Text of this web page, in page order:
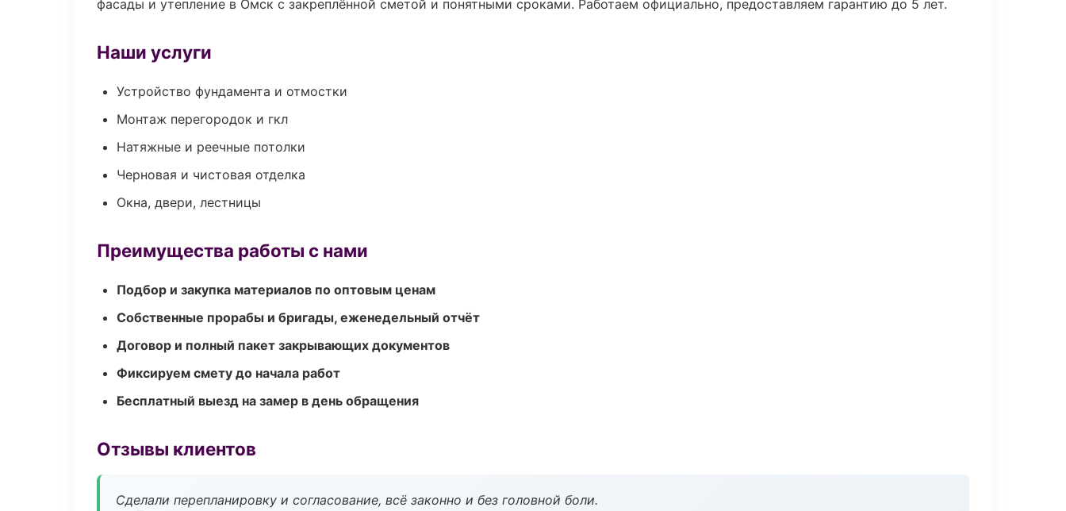
фасады и утепление в Омск с закреплённой сметой и понятными сроками. Работаем официально, предоставляем гарантию до 5 лет.
Наши услуги
Устройство фундамента и отмостки
Монтаж перегородок и гкл
Натяжные и реечные потолки
Черновая и чистовая отделка
Окна, двери, лестницы
Преимущества работы с нами
Подбор и закупка материалов по оптовым ценам
Собственные прорабы и бригады, еженедельный отчёт
Договор и полный пакет закрывающих документов
Фиксируем смету до начала работ
Бесплатный выезд на замер в день обращения
Отзывы клиентов
Сделали перепланировку и согласование, всё законно и без головной боли.